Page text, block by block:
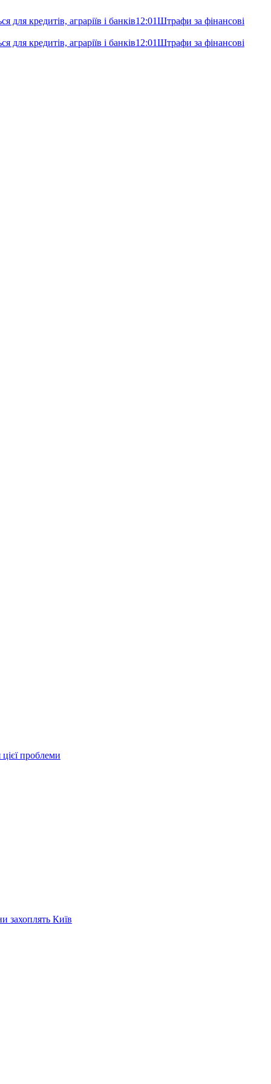
кредитів, аграріїв і банків12:01Штрафи за фінансові
кредитів, аграріїв і банків12:01Штрафи за фінансові
проблеми
захоплять Київ